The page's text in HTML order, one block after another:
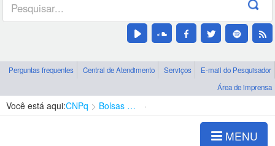
Perguntas frequentes Central de Atendimento Serviços
E-mail do Pesquisador
Área de imprensa
Você está aqui:CNPq Bolsas e Auxílios Vigentes
MENU